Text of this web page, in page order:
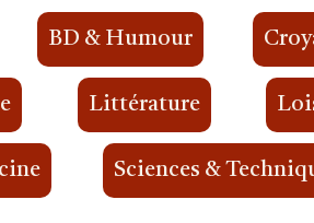
BD & Humour
Littérature
Sciences &